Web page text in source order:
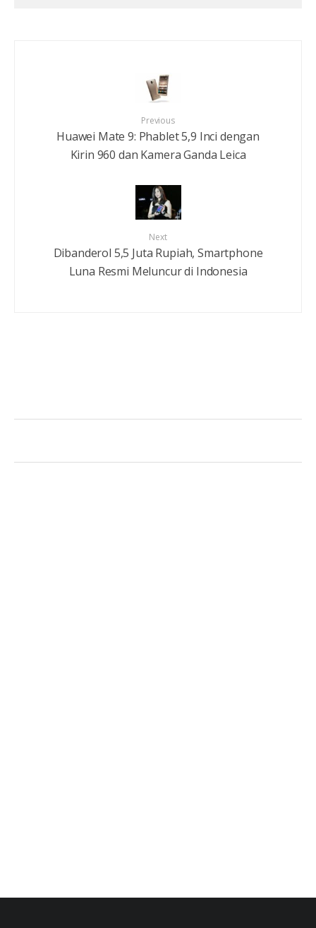
Previous
Huawei Mate 9: Phablet 5,9 Inci dengan
Kirin 960 dan Kamera Ganda Leica
Next
Dibanderol 5,5 Juta Rupiah, Smartphone
Luna Resmi Meluncur di Indonesia